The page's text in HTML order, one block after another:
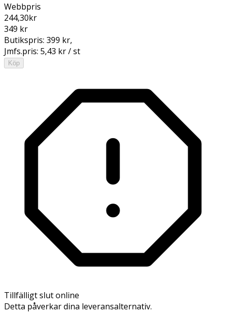
Webbpris
244,30kr
349 kr
Butikspris: 399 kr,
Jmfs.pris: 5,43 kr / st
Köp
Tillfälligt slut online
Detta påverkar dina leveransalternativ.